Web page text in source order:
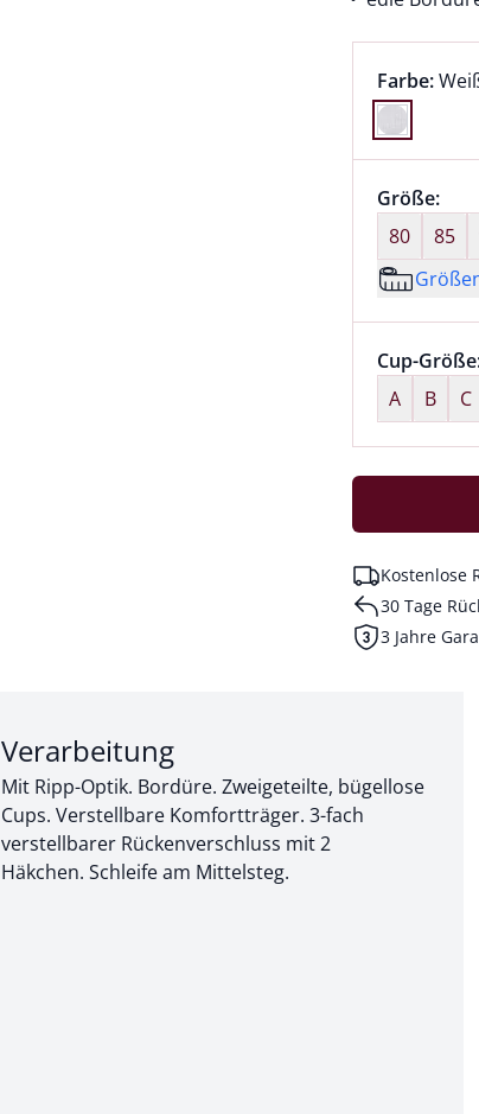
Farbe:
Farbe
Größe:
80
85
Cup-
A
B C
Kostenlose
30 Tage
3 Jahre
Abschnitt 2 von 3:
Verarbeitung
Mit Ripp-Optik. Bordüre. Zweigeteilte, bügellose
Cups. Verstellbare Komfortträger. 3-fach
verstellbarer Rückenverschluss mit 2
Häkchen. Schleife am Mittelsteg.